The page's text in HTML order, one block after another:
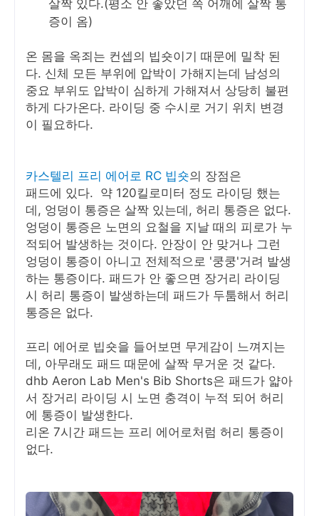
살짝 있다.(평소 안 좋았던 쪽 어깨에 살짝 통
증이 옴)
온 몸을 옥죄는 컨셉의 빕숏이기 때문에 밀착 된
다. 신체 모든 부위에 압박이 가해지는데 남성의
중요 부위도 압박이 심하게 가해져서 상당히 불편
하게 다가온다. 라이딩 중 수시로 거기 위치 변경
이 필요하다.
카스텔리 프리 에어로 RC 빕숏의 장점은
패드에 있다. 약 120킬로미터 정도 라이딩 했는
데, 엉덩이 통증은 살짝 있는데, 허리 통증은 없다.
엉덩이 통증은 노면의 요철을 지날 때의 피로가 누
적되어 발생하는 것이다. 안장이 안 맞거나 그런
엉덩이 통증이 아니고 전체적으로 '쿵쿵'거려 발생
하는 통증이다. 패드가 안 좋으면 장거리 라이딩
시 허리 통증이 발생하는데 패드가 두툼해서 허리
통증은 없다.
프리 에어로 빕숏을 들어보면 무게감이 느껴지는
데, 아무래도 패드 때문에 살짝 무거운 것 같다.
dhb Aeron Lab Men's Bib Shorts은 패드가 얇아
서 장거리 라이딩 시 노면 충격이 누적 되어 허리
에 통증이 발생한다.
리온 7시간 패드는 프리 에어로처럼 허리 통증이
없다.